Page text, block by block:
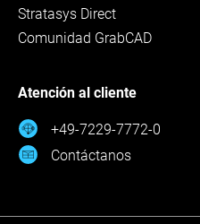
Stratasys Direct
Comunidad GrabCAD
Atención al cliente
+49-7229-7772-0
Contáctanos